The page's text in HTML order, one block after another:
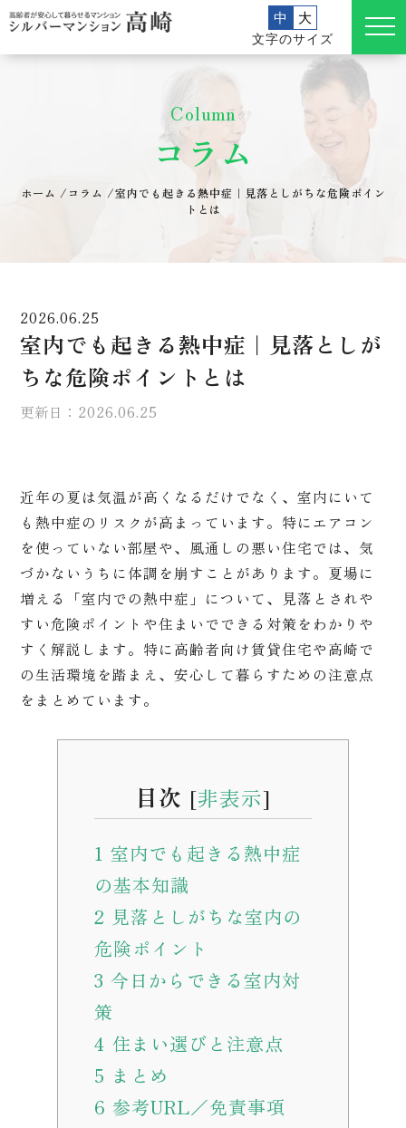
中 大
文字のサイズ
Column
コラム
ホーム / コラム /室内でも起きる熱中症｜見落としがちな危険ポイン
トとは
2026.06.25
室内でも起きる熱中症｜見落としが
ちな危険ポイントとは
更新日：2026.06.25
近年の夏は気温が高くなるだけでなく、室内にいて
も熱中症のリスクが高まっています。特にエアコン
を使っていない部屋や、風通しの悪い住宅では、気
づかないうちに体調を崩すことがあります。夏場に
増える「室内での熱中症」について、見落とされや
すい危険ポイントや住まいでできる対策をわかりや
すく解説します。特に高齢者向け賃貸住宅や高崎で
の生活環境を踏まえ、安心して暮らすための注意点
をまとめています。
目次 [非表示]
1 室内でも起きる熱中症
の基本知識
2 見落としがちな室内の
危険ポイント
3 今日からできる室内対
策
4 住まい選びと注意点
5 まとめ
6 参考URL／免責事項